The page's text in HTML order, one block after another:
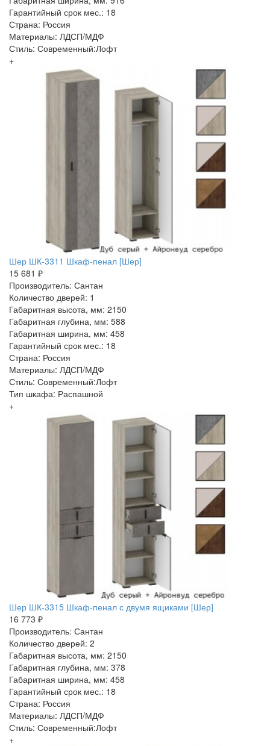
Гарантийный срок мес.: 18
Страна: Россия
Материалы: ЛДСП/МДФ
Стиль: Современный:Лофт
+
Шер ШК-3311 Шкаф-пенал [Шер]
15 681 ₽
Производитель: Сантан
Количество дверей: 1
Габаритная высота, мм: 2150
Габаритная глубина, мм: 588
Габаритная ширина, мм: 458
Гарантийный срок мес.: 18
Страна: Россия
Материалы: ЛДСП/МДФ
Стиль: Современный:Лофт
Тип шкафа: Распашной
+
Шер ШК-3315 Шкаф-пенал с двумя ящиками [Шер]
16 773 ₽
Производитель: Сантан
Количество дверей: 2
Габаритная высота, мм: 2150
Габаритная глубина, мм: 378
Габаритная ширина, мм: 458
Гарантийный срок мес.: 18
Страна: Россия
Материалы: ЛДСП/МДФ
Стиль: Современный:Лофт
+